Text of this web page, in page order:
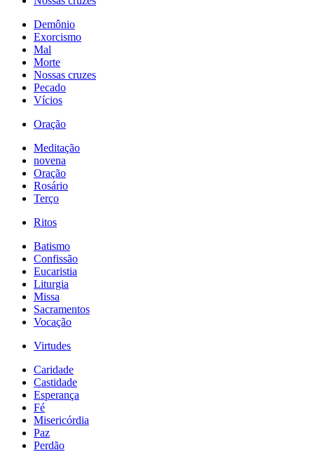
Demônio
Exorcismo
Mal
Morte
Nossas cruzes
Pecado
Vícios
Oração
Meditação
novena
Oração
Rosário
Terço
Ritos
Batismo
Confissão
Eucaristia
Liturgia
Missa
Sacramentos
Vocação
Virtudes
Caridade
Castidade
Esperança
Fé
Misericórdia
Paz
Perdão